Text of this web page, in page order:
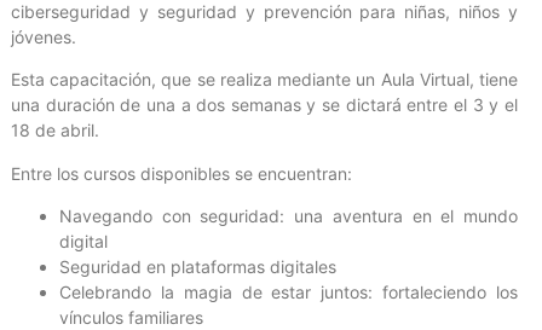
ciberseguridad y seguridad y prevención para niñas, niños y
jóvenes.
Esta capacitación, que se realiza mediante un Aula Virtual, tiene
una duración de una a dos semanas y se dictará entre el 3 y el
18 de abril.
Entre los cursos disponibles se encuentran:
Navegando con seguridad: una aventura en el mundo
digital
Seguridad en plataformas digitales
Celebrando la magia de estar juntos: fortaleciendo los
vínculos familiares